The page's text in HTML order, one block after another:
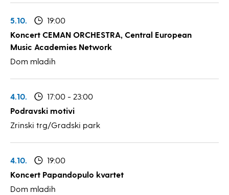
5.10.
19:00
Koncert CEMAN ORCHESTRA, Central European
Music Academies Network
Dom mladih
4.10.
17:00 - 23:00
Podravski motivi
Zrinski trg/Gradski park
4.10.
19:00
Koncert Papandopulo kvartet
Dom mladih